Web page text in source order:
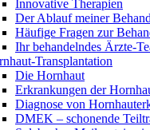
Innovative Therapien
Der Ablauf meiner
Häufige Fragen zur
Ihr behandelndes Ärzte-
Transplantation
Die Hornhaut
Erkrankungen der
Diagnose von
DMEK – schonende